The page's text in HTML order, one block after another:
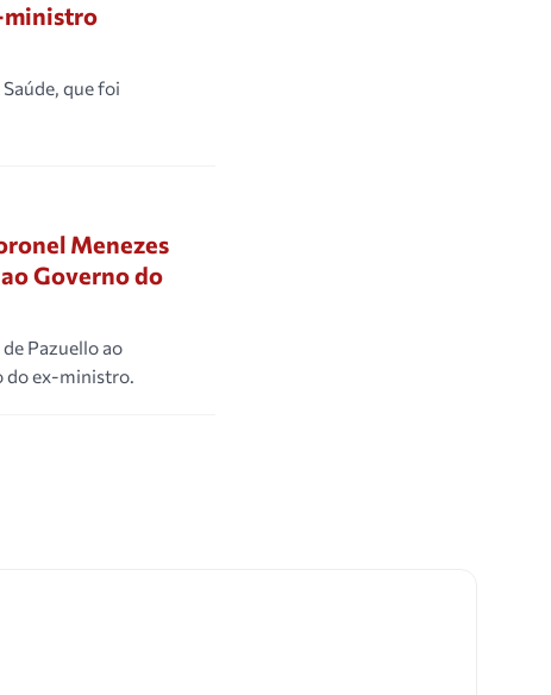
ministro
que foi
Menezes
Governo do
Pazuello ao
do ex-ministro.